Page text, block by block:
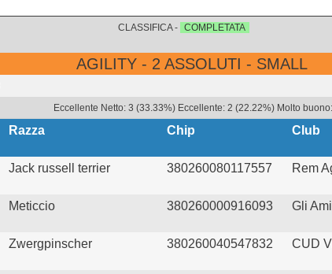
CLASSIFICA - COMPLETATA
AGILITY - 2 ASSOLUTI - SMALL
Eccellente Netto: 3 (33.33%) Eccellente: 2 (22.22%) Molto
Razza Chip Club
Jack russell terrier 380260080117557 Rem
Meticcio 380260000916093 Gli
Zwergpinscher 380260040547832 CUD